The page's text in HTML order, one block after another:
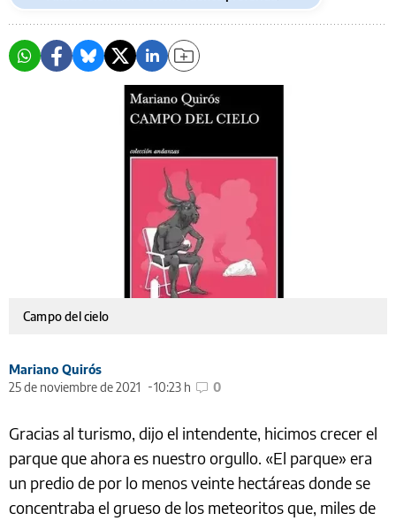
Campo del cielo
Mariano Quirós
25 de noviembre de 2021
10:23 h 0
Gracias al turismo, dijo el intendente, hicimos crecer el
parque que ahora es nuestro orgullo. «El parque» era
un predio de por lo menos veinte hectáreas donde se
concentraba el grueso de los meteoritos que, miles de